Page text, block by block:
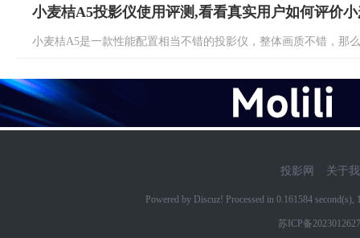
小麦桔A5投影仪使用评测,看看真实用户如何评价
小麦桔A5是一款性能配置相当不错的投影仪，整体画质不错，那
投影网 关于
Powered by Discuz! Processed in 0.161584
苏ICP备